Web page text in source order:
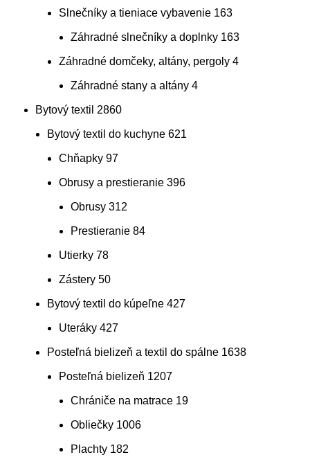
Slnečníky a tieniace vybavenie 163
Záhradné slnečníky a doplnky 163
Záhradné domčeky, altány, pergoly 4
Záhradné stany a altány 4
Bytový textil 2860
Bytový textil do kuchyne 621
Chňapky 97
Obrusy a prestieranie 396
Obrusy 312
Prestieranie 84
Utierky 78
Zástery 50
Bytový textil do kúpeľne 427
Uteráky 427
Posteľná bielizeň a textil do spálne 1638
Posteľná bielizeň 1207
Chrániče na matrace 19
Obliečky 1006
Plachty 182